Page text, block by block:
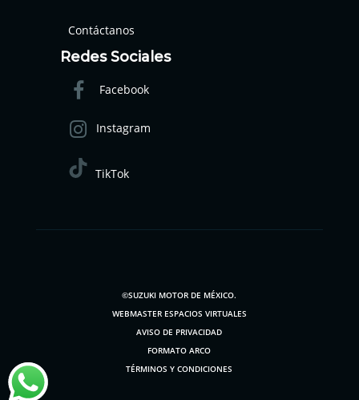
Contáctanos
Redes Sociales
Facebook
Instagram
TikTok
©SUZUKI MOTOR DE MÉXICO.
WEBMASTER ESPACIOS VIRTUALES
AVISO DE PRIVACIDAD
FORMATO ARCO
TÉRMINOS Y CONDICIONES